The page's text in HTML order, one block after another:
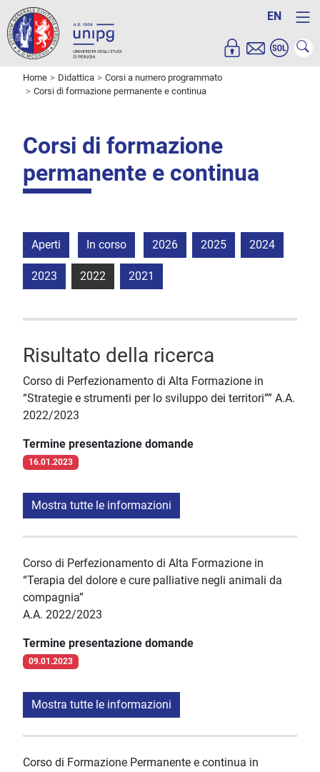
EN
Home Didattica
Corsi a numero programmato
Corsi di formazione permanente e continua
Corsi di formazione
permanente e continua
Aperti In corso 2026 2025 2024
2023 2022 2021
Risultato della ricerca
Corso di Perfezionamento di Alta Formazione in
“Strategie e strumenti per lo sviluppo dei territori”” A.A.
2022/2023
Termine presentazione domande
16.01.2023
Mostra tutte le informazioni
Corso di Perfezionamento di Alta Formazione in
“Terapia del dolore e cure palliative negli animali da
compagnia”
A.A. 2022/2023
Termine presentazione domande
09.01.2023
Mostra tutte le informazioni
Corso di Formazione Permanente e continua in